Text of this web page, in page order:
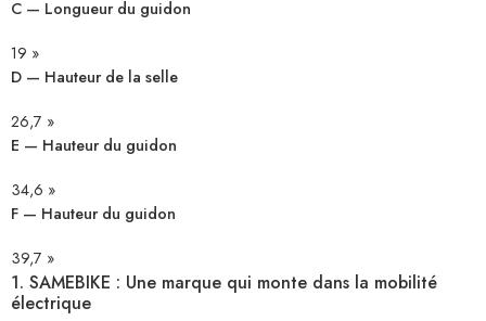
C — Longueur du guidon
19 »
D — Hauteur de la selle
26,7 »
E — Hauteur du guidon
34,6 »
F — Hauteur du guidon
39,7 »
1. SAMEBIKE : Une marque qui monte dans la mobilité
électrique